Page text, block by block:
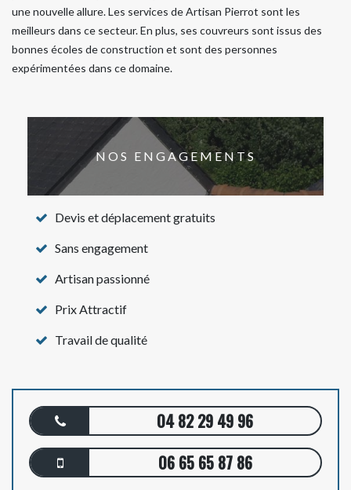
une nouvelle allure. Les services de Artisan Pierrot sont les
meilleurs dans ce secteur. En plus, ses couvreurs sont issus des
bonnes écoles de construction et sont des personnes
expérimentées dans ce domaine.
NOS ENGAGEMENTS
Devis et déplacement gratuits
Sans engagement
Artisan passionné
Prix Attractif
Travail de qualité
04 82 29 49 96
06 65 65 87 86